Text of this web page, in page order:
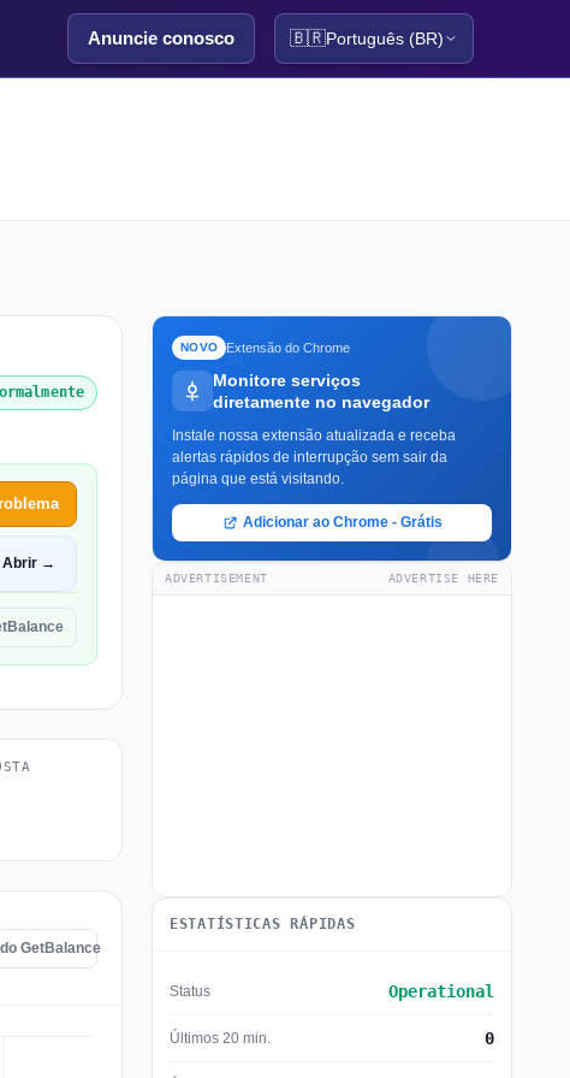
Anuncie conosco 🇧🇷Português (BR)
Abrir →
GetBalance
NOVO Extensão do Chrome
Monitore serviços
diretamente no navegador
Instale nossa extensão atualizada e receba
alertas rápidos de interrupção sem sair da
página que está visitando.
Adicionar ao Chrome - Grátis
ADVERTISEMENT ADVERTISE HERE
ESTATÍSTICAS RÁPIDAS
Status Operational
Últimos 20 min. 0